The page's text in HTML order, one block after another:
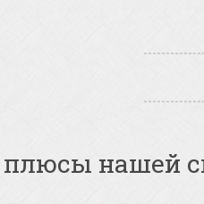
плюсы нашей